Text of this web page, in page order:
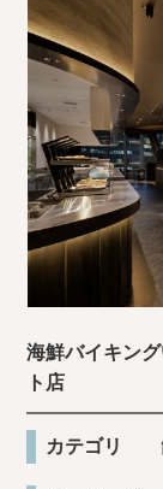
海鮮バイキン
ト店
カテゴリ